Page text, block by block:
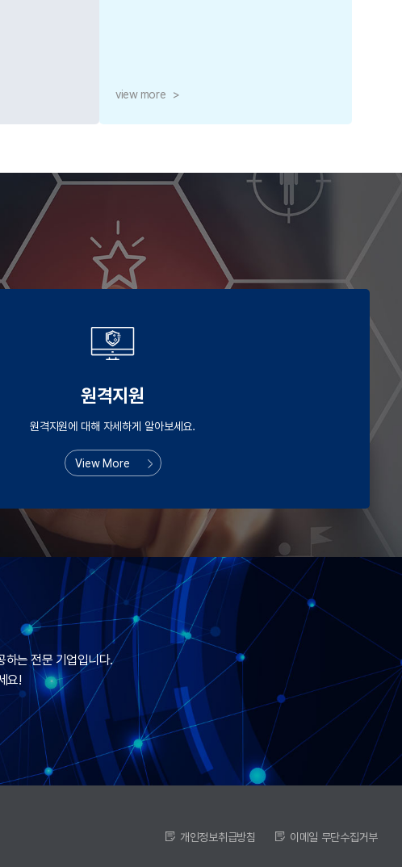
view more >
원격지원
원격지원에 대해 자세하게 알아보세요.
View More
하는 전문 기업입니다.
요!
개인정보취급방침 이메일 무단수집거부